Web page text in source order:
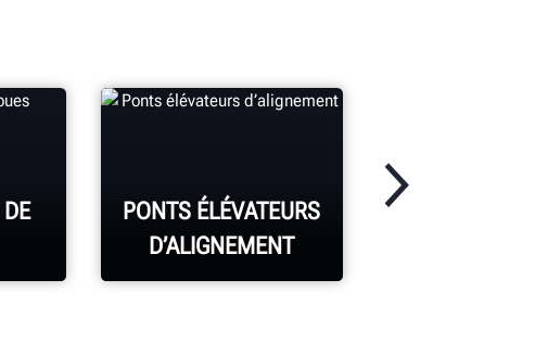
PONTS ÉLÉVATEURS
D’ALIGNEMENT